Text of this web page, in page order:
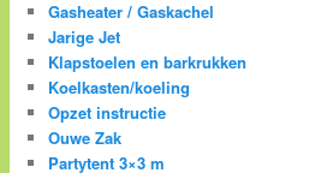
Gasheater / Gaskachel
Jarige Jet
Klapstoelen en barkrukken
Koelkasten/koeling
Opzet instructie
Ouwe Zak
Partytent 3×3 m